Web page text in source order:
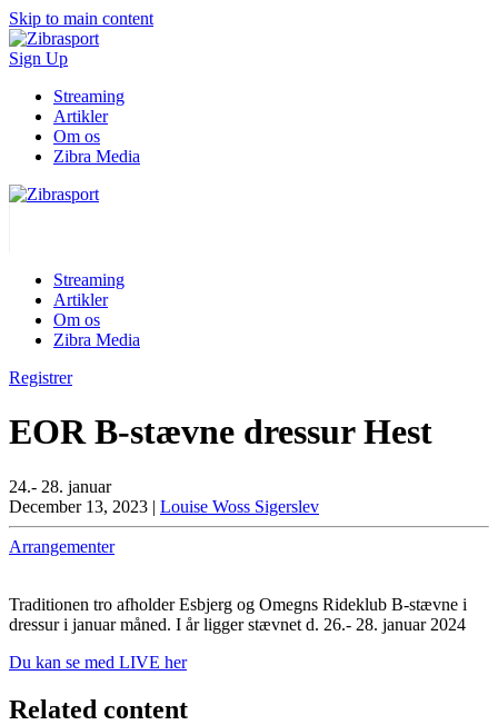
Skip to main content
Sign Up
Streaming
Artikler
Om os
Zibra Media
Streaming
Artikler
Om os
Zibra Media
Registrer
EOR B-stævne dressur Hest
24.- 28. januar
December 13, 2023 | Louise Woss Sigerslev
Arrangementer
Traditionen tro afholder Esbjerg og Omegns Rideklub B-stævne i
dressur i januar måned. I år ligger stævnet d. 26.- 28. januar 2024
Du kan se med LIVE her
Related content